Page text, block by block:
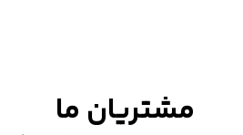
مشتریان ما